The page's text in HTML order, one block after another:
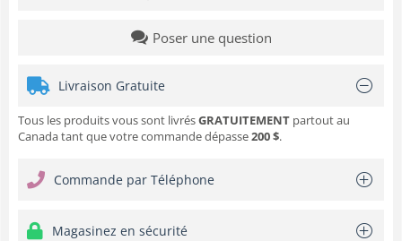
Poser une question
Livraison Gratuite
Tous les produits vous sont livrésGRATUITEMENT partout au
Canada tant que votre commande dépasse200 $.
Commande par Téléphone
Magasinez en sécurité